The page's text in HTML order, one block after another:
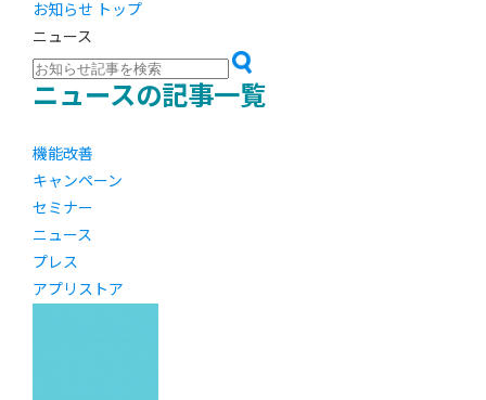
お知らせ トップ
ニュース
ニュースの記事一覧
機能改善
キャンペーン
セミナー
ニュース
プレス
アプリストア